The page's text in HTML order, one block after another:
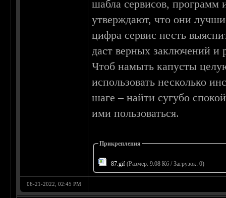
шабла сервисов, программ
утверждают, что они
цифра сервис несть
даст верных заключений
Чтоб намыть капусты
использовать несколько
шаге – найти сугубо
ими пользоваться.
Прикрепления
87.gif (Размер: 9.08 Кб / Загрузок: 0)
06-21-2022, 02:45 PM